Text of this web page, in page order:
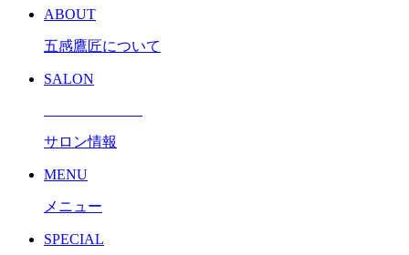
ABOUT
五感鷹匠について
SALON
サロン情報
MENU
メニュー
SPECIAL